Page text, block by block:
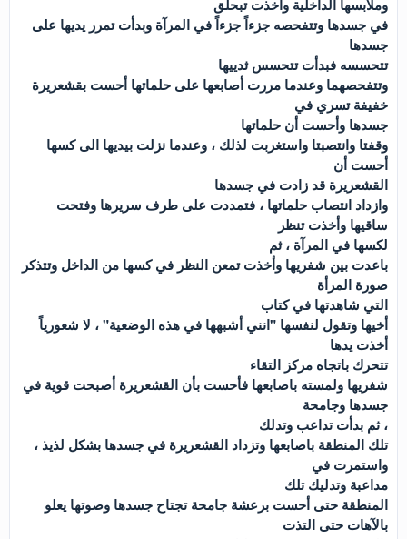
وملابسها الداخلية وأخذت تبحلق
في جسدها وتتفحصه جزءاً جزءاً في المرآة وبدأت تمرر يديها على
جسدها
تتحسسه فبدأت تتحسس ثدييها
وتتفحصهما وعندما مررت أصابعها على حلماتها أحست بقشعريرة
خفيفة تسري في
جسدها وأحست أن حلماتها
وقفتا وانتصبتا واستغربت لذلك ، وعندما نزلت بيديها الى كسها
أحست أن
القشعريرة قد زادت في جسدها
وازداد انتصاب حلماتها ، فتمددت على طرف سريرها وفتحت
ساقيها وأخذت تنظر
لكسها في المرآة ، ثم
باعدت بين شفريها وأخذت تمعن النظر في كسها من الداخل وتتذكر
صورة المرأة
التي شاهدتها في كتاب
أخيها وتقول لنفسها "انني أشبهها في هذه الوضعية" ، لا شعورياً
أخذت يدها
تتحرك باتجاه مركز التقاء
شفريها ولمسته باصابعها فأحست بأن القشعريرة أصبحت قوية في
جسدها وجامحة
، ثم بدأت تداعب وتدلك
تلك المنطقة باصابعها وتزداد القشعريرة في جسدها بشكل لذيذ ،
واستمرت في
مداعبة وتدليك تلك
المنطقة حتى أحست برعشة جامحة تجتاح جسدها وصوتها يعلو
بالآهات حتى التذت